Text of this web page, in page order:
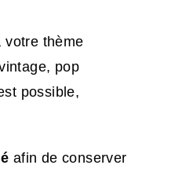
votre thème
pop
possible,
afin de conserver